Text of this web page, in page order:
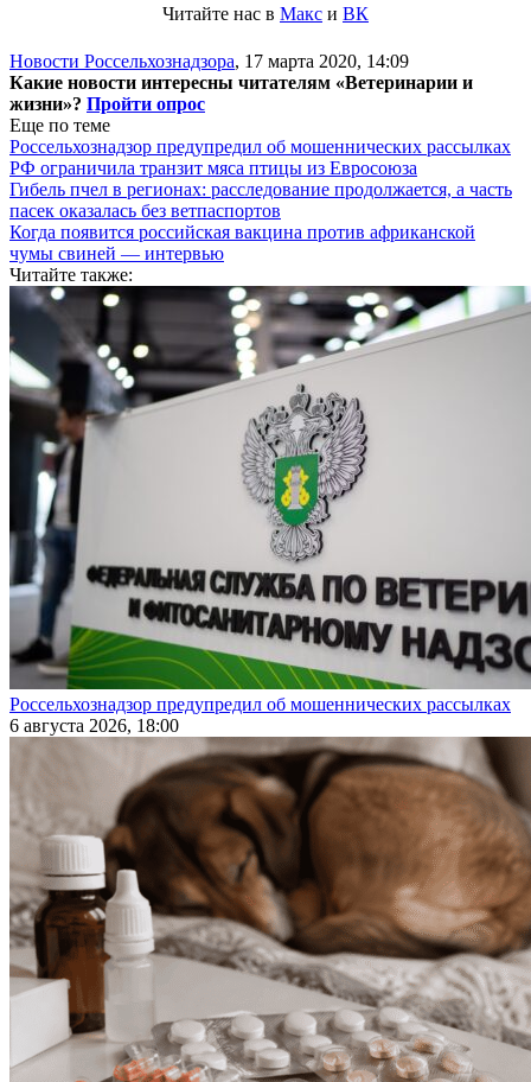
Читайте нас в Макс и ВК
Новости Россельхознадзора, 17 марта 2020, 14:09
Какие новости интересны читателям «Ветеринарии и
жизни»? Пройти опрос
Еще по теме
Россельхознадзор предупредил об мошеннических рассылках
РФ ограничила транзит мяса птицы из Евросоюза
Гибель пчел в регионах: расследование продолжается, а часть
пасек оказалась без ветпаспортов
Когда появится российская вакцина против африканской
чумы свиней — интервью
Читайте также:
Россельхознадзор предупредил об мошеннических рассылках
6 августа 2026, 18:00